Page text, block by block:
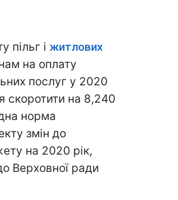
пільг і житлових
на оплату
послуг у 2020
скоротити на 8,240
норма
змін до
на 2020 рік,
Верховної ради